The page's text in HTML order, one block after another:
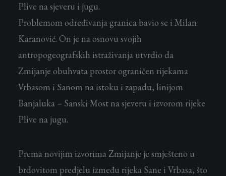
Plive na sjeveru i jugu.
Problemom određivanja granica bavio se i Milan
Karanović. On je na osnovu svojih
antropogeografskih istraživanja utvrdio da
Zmijanje obuhvata prostor ograničen rijekama
Vrbasom i Sanom na istoku i zapadu, linijom
Banjaluka – Sanski Most na sjeveru i izvorom rijeke
Plive na jugu.
Prema novijim izvorima Zmijanje je smješteno u
brdovitom predjelu između rijeka Sane i Vrbasa, što